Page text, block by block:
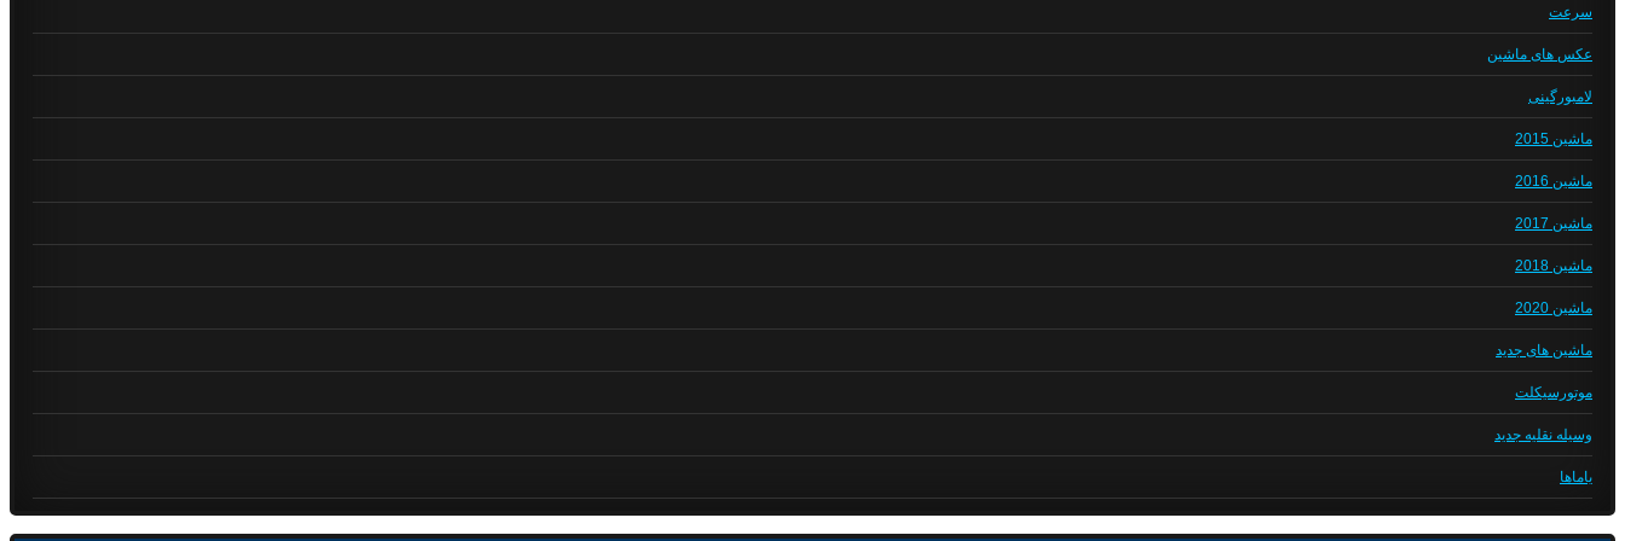
سرعت
عکس های ماشین
لامبورگینی
ماشین 2015
ماشین 2016
ماشین 2017
ماشین 2018
ماشین 2020
ماشین های جدید
موتورسیکلت
وسیله نقلیه جدید
یاماها